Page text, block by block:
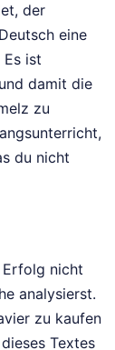
der
eine
ist
damit die
zu
du nicht
Erfolg nicht
analysierst.
zu kaufen
Textes